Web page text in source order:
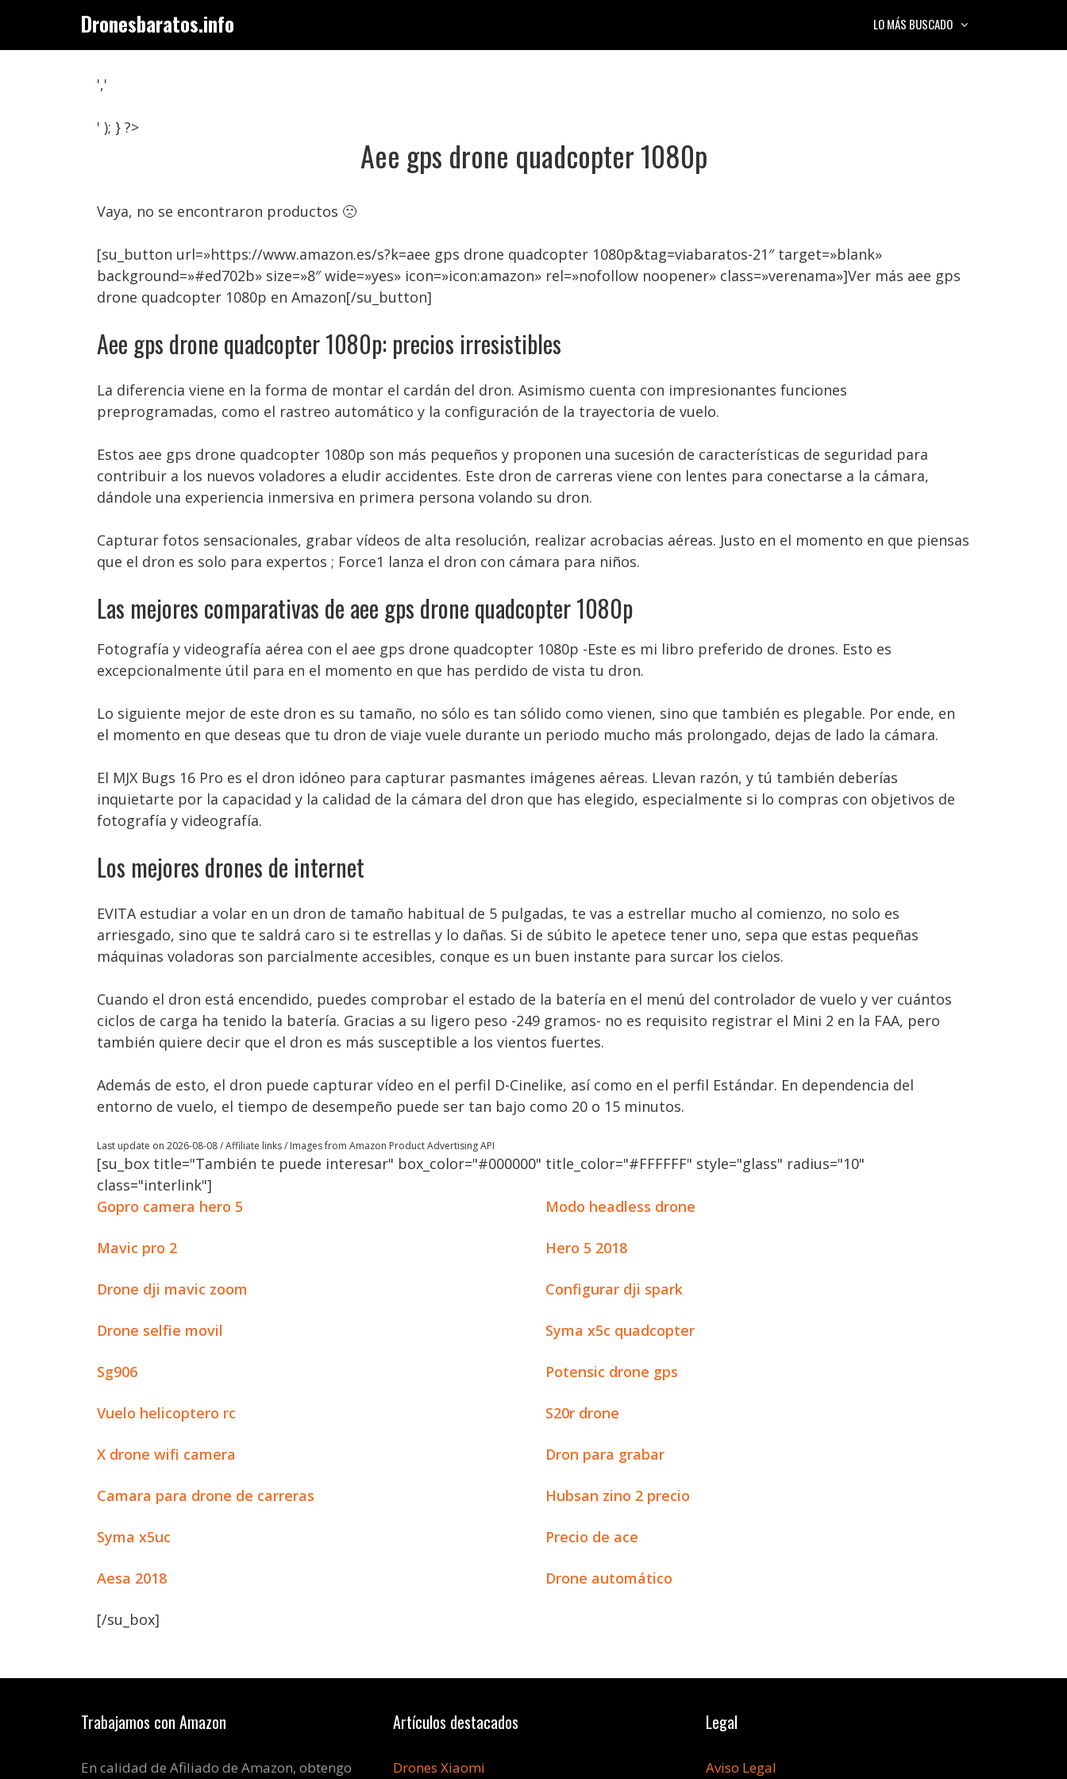
contenido
Dronesbaratos.info LO MÁS BUSCADO
','
' ); } ?>
Aee gps drone quadcopter 1080p
Vaya, no se encontraron productos 🙁
[su_button url=»https://www.amazon.es/s?k=aee gps drone quadcopter 1080p&tag=viabaratos-21″ target=»blank»
background=»#ed702b» size=»8″ wide=»yes» icon=»icon:amazon» rel=»nofollow noopener» class=»verenama»]Ver más aee gps
drone quadcopter 1080p en Amazon[/su_button]
Aee gps drone quadcopter 1080p: precios irresistibles
La diferencia viene en la forma de montar el cardán del dron. Asimismo cuenta con impresionantes funciones
preprogramadas, como el rastreo automático y la configuración de la trayectoria de vuelo.
Estos aee gps drone quadcopter 1080p son más pequeños y proponen una sucesión de características de seguridad para
contribuir a los nuevos voladores a eludir accidentes. Este dron de carreras viene con lentes para conectarse a la cámara,
dándole una experiencia inmersiva en primera persona volando su dron.
Capturar fotos sensacionales, grabar vídeos de alta resolución, realizar acrobacias aéreas. Justo en el momento en que piensas
que el dron es solo para expertos ; Force1 lanza el dron con cámara para niños.
Las mejores comparativas de aee gps drone quadcopter 1080p
Fotografía y videografía aérea con el aee gps drone quadcopter 1080p -Este es mi libro preferido de drones. Esto es
excepcionalmente útil para en el momento en que has perdido de vista tu dron.
Lo siguiente mejor de este dron es su tamaño, no sólo es tan sólido como vienen, sino que también es plegable. Por ende, en
el momento en que deseas que tu dron de viaje vuele durante un periodo mucho más prolongado, dejas de lado la cámara.
El MJX Bugs 16 Pro es el dron idóneo para capturar pasmantes imágenes aéreas. Llevan razón, y tú también deberías
inquietarte por la capacidad y la calidad de la cámara del dron que has elegido, especialmente si lo compras con objetivos de
fotografía y videografía.
Los mejores drones de internet
EVITA estudiar a volar en un dron de tamaño habitual de 5 pulgadas, te vas a estrellar mucho al comienzo, no solo es
arriesgado, sino que te saldrá caro si te estrellas y lo dañas. Si de súbito le apetece tener uno, sepa que estas pequeñas
máquinas voladoras son parcialmente accesibles, conque es un buen instante para surcar los cielos.
Cuando el dron está encendido, puedes comprobar el estado de la batería en el menú del controlador de vuelo y ver cuántos
ciclos de carga ha tenido la batería. Gracias a su ligero peso -249 gramos- no es requisito registrar el Mini 2 en la FAA, pero
también quiere decir que el dron es más susceptible a los vientos fuertes.
Además de esto, el dron puede capturar vídeo en el perfil D-Cinelike, así como en el perfil Estándar. En dependencia del
entorno de vuelo, el tiempo de desempeño puede ser tan bajo como 20 o 15 minutos.
Last update on 2026-08-08 / Affiliate links / Images from Amazon Product Advertising API
[su_box title="También te puede interesar" box_color="#000000" title_color="#FFFFFF" style="glass" radius="10"
class="interlink"]
Gopro camera hero 5
Modo headless drone
Mavic pro 2 Hero 5 2018
Drone dji mavic zoom Configurar dji spark
Drone selfie movil Syma x5c quadcopter
Sg906 Potensic drone gps
Vuelo helicoptero rc S20r drone
X drone wifi camera Dron para grabar
Camara para drone de carreras Hubsan zino 2 precio
Syma x5uc Precio de ace
Aesa 2018 Drone automático
[/su_box]
Trabajamos con Amazon
En calidad de Afiliado de Amazon, obtengo
Artículos destacados
Drones Xiaomi
Legal
Aviso Legal